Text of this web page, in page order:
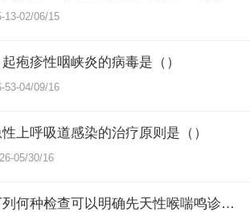
13-02/06/15
疱疹性咽峡炎的病毒是（）
53-04/09/16
上呼吸道感染的治疗原则是（）
05/30/16
[单选,A1型题] 下列何种检查可以明确先天性喉喘鸣诊断（）